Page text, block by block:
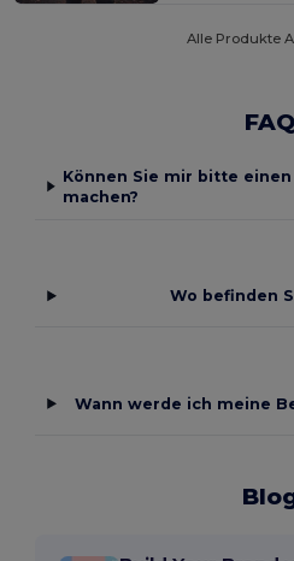
Alle Produkte
FAQ
Können Sie mir bitte
machen?
Wo befinden
Wann werde ich meine